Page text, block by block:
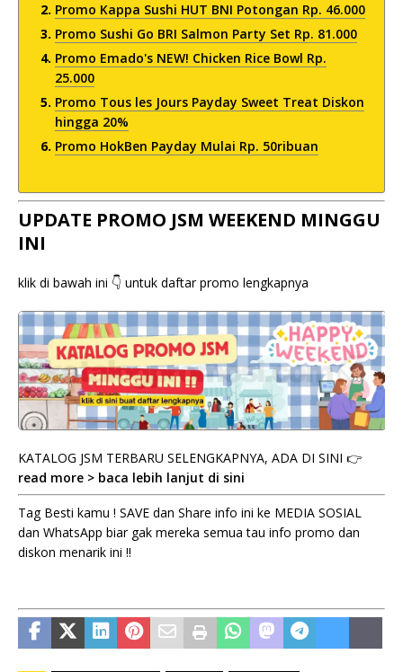
Promo Kappa Sushi HUT BNI Potongan Rp. 46.000
Promo Sushi Go BRI Salmon Party Set Rp. 81.000
Promo Emado's NEW! Chicken Rice Bowl Rp.
25.000
Promo Tous les Jours Payday Sweet Treat Diskon
hingga 20%
Promo HokBen Payday Mulai Rp. 50ribuan
UPDATE PROMO JSM WEEKEND MINGGU
INI
klik di bawah ini 👇 untuk daftar promo lengkapnya
KATALOG JSM TERBARU SELENGKAPNYA, ADA DI SINI 👉
read more > baca lebih lanjut di sini
Tag Besti kamu ! SAVE dan Share info ini ke MEDIA SOSIAL
dan WhatsApp biar gak mereka semua tau info promo dan
diskon menarik ini !!